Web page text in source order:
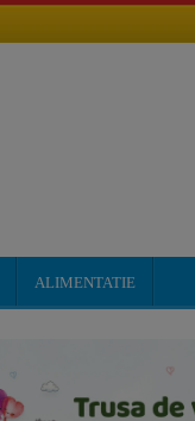
ALIMENTATIE